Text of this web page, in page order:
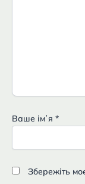
Ваше імʼя *
Збережіть